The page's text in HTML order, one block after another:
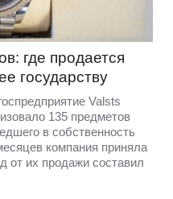
где продается
государству
Valsts
135 предметов
в собственность
компания приняла
от их продажи составил